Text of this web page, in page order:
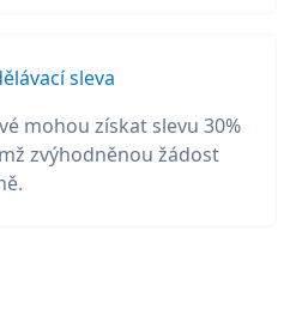
sleva
mohou získat slevu 30%
zvýhodněnou žádost